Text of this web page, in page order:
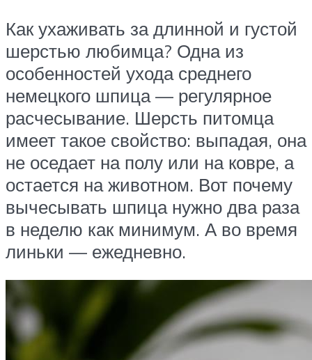
Как ухаживать за длинной и густой
шерстью любимца? Одна из
особенностей ухода среднего
немецкого шпица — регулярное
расчесывание. Шерсть питомца
имеет такое свойство: выпадая, она
не оседает на полу или на ковре, а
остается на животном. Вот почему
вычесывать шпица нужно два раза
в неделю как минимум. А во время
линьки — ежедневно.